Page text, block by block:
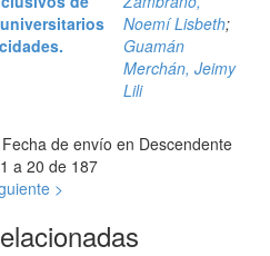
Noemí Lisbeth;
Guamán
Merchán, Jeimy
Lili
de envío en Descendente
a 20 de 187
>